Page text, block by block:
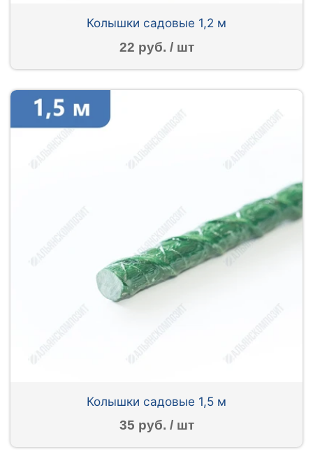
Колышки садовые 1,2 м
22 руб. / шт
Колышки садовые 1,5 м
35 руб. / шт